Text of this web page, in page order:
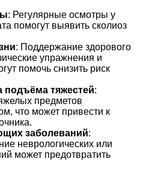
: Регулярные осмотры у
помогут выявить сколиоз
: Поддержание здорового
упражнения и
помочь снизить риск
подъёма тяжестей:
предметов
что может привести к
заболеваний:
неврологических или
может предотвратить